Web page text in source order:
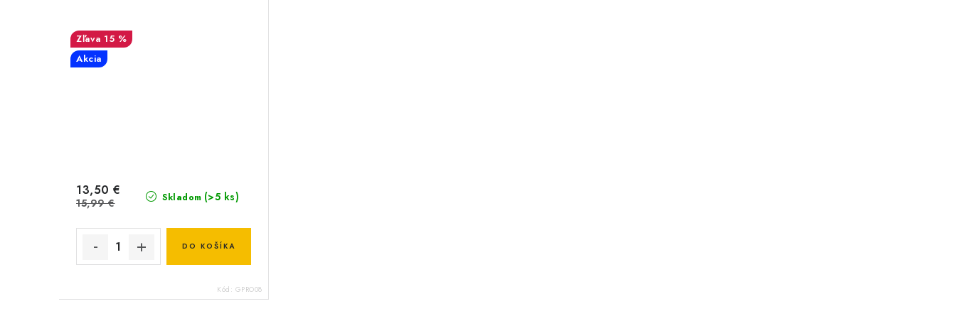
15 %
Akcia
Skladom (>5 ks)
13,50 €
15,99 €
DO KOŠÍKA
Kód: GPRO08